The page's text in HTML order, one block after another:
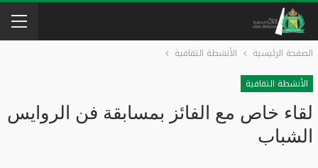
الصفحة الرئيسية
الأنشطة التقافية
الأنشطة التقافية
لقاء خاص مع الفائز بمسابقة فن الروايس
الشباب